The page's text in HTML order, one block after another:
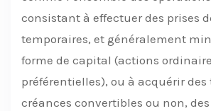
consistant à effectuer des prises
temporaires, et généralement
forme de capital (actions
préférentielles), ou à acquérir des
créances convertibles ou non,